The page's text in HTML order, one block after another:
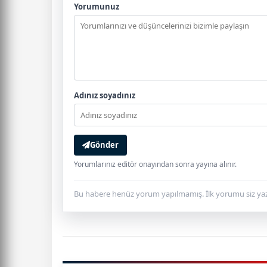
Yorumunuz
Adınız soyadınız
Gönder
Yorumlarınız editör onayından sonra yayına alınır.
Bu habere henüz yorum yapılmamış. İlk yorumu siz